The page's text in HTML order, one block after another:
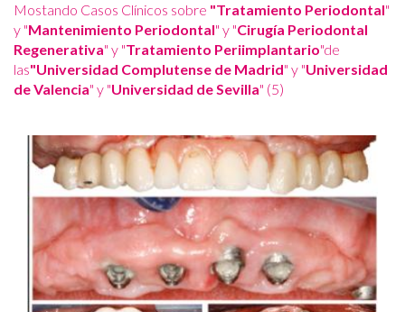
Mostando Casos Clínicos sobre "Tratamiento Periodontal"
y "Mantenimiento Periodontal" y "Cirugía Periodontal
Regenerativa" y "Tratamiento Periimplantario"de
las"Universidad Complutense de Madrid" y "Universidad
de Valencia" y "Universidad de Sevilla" (5)